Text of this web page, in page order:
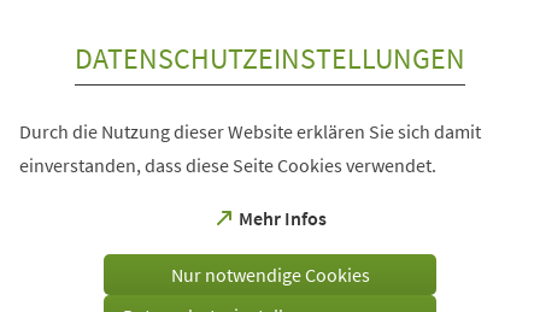
DATENSCHUTZEINSTELLUNGEN
Durch die Nutzung dieser Website erklären Sie sich damit
einverstanden, dass diese Seite Cookies verwendet.
Mehr Infos
(Öffnet
einem
Nur notwendige Cookies